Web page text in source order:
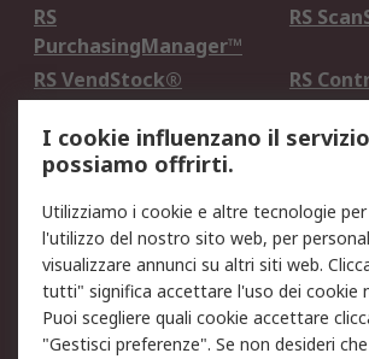
RS
PurchasingManager™
RS
RS VendStock®
RS
Legale
Informativa Cookie
Email Security
Termini
Condizioni di vendita
servizio
I cookie influenzano il
possiamo offrirti.
Utilizziamo i cookie e altre tecnologie per
l'utilizzo del nostro sito web, per
visualizzare annunci su altri siti web.
tutti" significa accettare l'uso dei cookie
Puoi scegliere quali cookie accettare
"Gestisci preferenze". Se non desideri